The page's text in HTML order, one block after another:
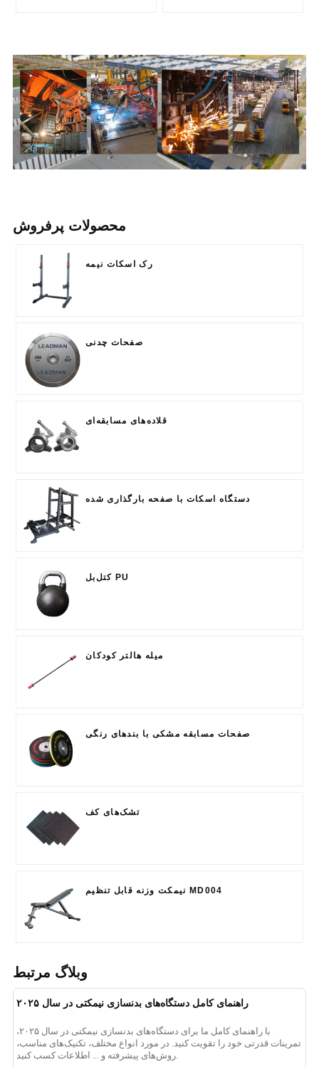
محصولات پرفروش
رک اسکات نیمه
صفحات چدنی
قلاده‌های مسابقه‌ای
دستگاه اسکات با صفحه بارگذاری شده
کتل‌بل PU
میله هالتر کودکان
صفحات مسابقه مشکی با بندهای رنگی
تشک‌های کف
نیمکت وزنه قابل تنظیم MD004
وبلاگ مرتبط
راهنمای کامل دستگاه‌های بدنسازی نیمکتی در سال ۲۰۲۵
با راهنمای کامل ما برای دستگاه‌های بدنسازی نیمکتی در سال ۲۰۲۵،
تمرینات قدرتی خود را تقویت کنید. در مورد انواع مختلف، تکنیک‌های مناسب،